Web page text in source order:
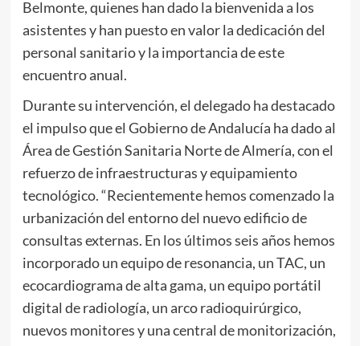
Belmonte, quienes han dado la bienvenida a los
asistentes y han puesto en valor la dedicación del
personal sanitario y la importancia de este
encuentro anual.
Durante su intervención, el delegado ha destacado
el impulso que el Gobierno de Andalucía ha dado al
Área de Gestión Sanitaria Norte de Almería, con el
refuerzo de infraestructuras y equipamiento
tecnológico. “Recientemente hemos comenzado la
urbanización del entorno del nuevo edificio de
consultas externas. En los últimos seis años hemos
incorporado un equipo de resonancia, un TAC, un
ecocardiograma de alta gama, un equipo portátil
digital de radiología, un arco radioquirúrgico,
nuevos monitores y una central de monitorización,